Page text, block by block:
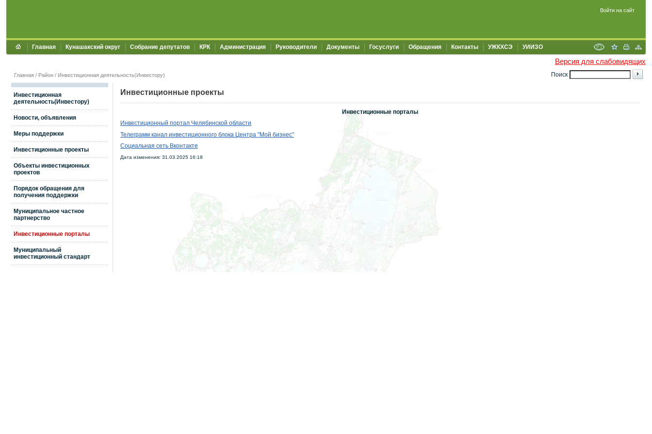
Войти на сайт
Главная Кунашакский округ Собрание депутатов КРК Администрация Руководители Документы Госуслуги Обращения Контакты УЖКХСЭ УИИЗО
Версия для слабовидящих
Поиск
Главная / Район / Инвестиционная деятельность(Инвестору)
Инвестиционная
деятельность(Инвестору)
Новости, объявления
Меры поддержки
Инвестиционные проекты
Объекты инвестиционных
проектов
Порядок обращения для
получения поддержки
Муниципальное частное
партнерство
Инвестиционные порталы
Муниципальный
инвестиционный стандарт
Инвестиционные проекты
Инвестиционные порталы
Инвестиционный портал Челябинской области
Телеграмм канал инвестиционного блока Центра "Мой бизнес"
Социальная сеть Вконтакте
Дата изменения: 31.03.2025 16:18